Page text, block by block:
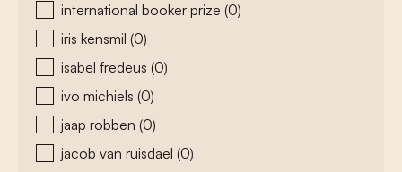
international booker prize (0)
iris kensmil (0)
isabel fredeus (0)
ivo michiels (0)
jaap robben (0)
jacob van ruisdael (0)